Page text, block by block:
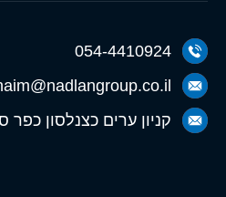
054-4410924
קניון ערים כצנלסון כפר